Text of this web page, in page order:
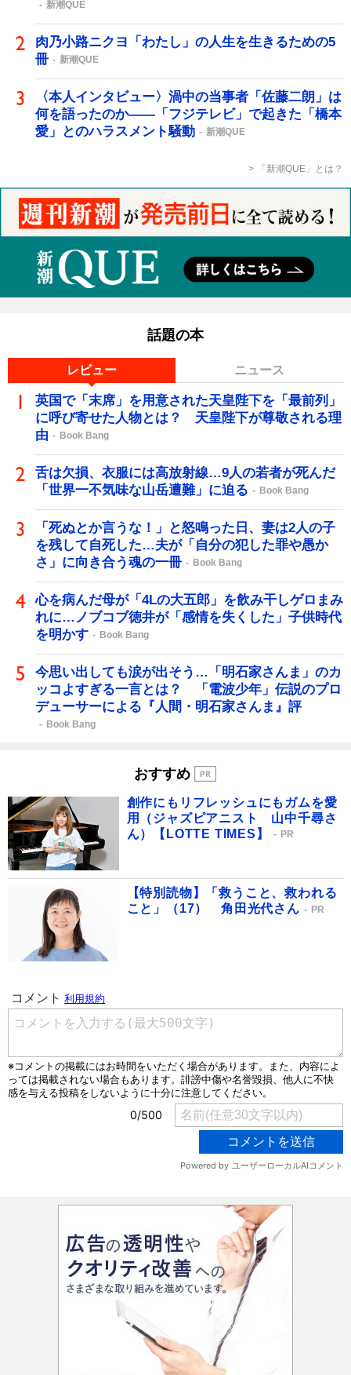
新潮QUE
肉乃小路ニクヨ「わたし」の人生を生きるための5
冊
新潮QUE
〈本人インタビュー〉渦中の当事者「佐藤二朗」は
何を語ったのか――「フジテレビ」で起きた「橋本
愛」とのハラスメント騒動
新潮QUE
「新潮QUE」とは？
話題の本
レビュー ニュース
英国で「末席」を用意された天皇陛下を「最前列」
に呼び寄せた人物とは？ 天皇陛下が尊敬される理
由
Book Bang
舌は欠損、衣服には高放射線…9人の若者が死んだ
「世界一不気味な山岳遭難」に迫る
Book Bang
「死ぬとか言うな！」と怒鳴った日、妻は2人の子
を残して自死した…夫が「自分の犯した罪や愚か
さ」に向き合う魂の一冊
Book Bang
心を病んだ母が「4Lの大五郎」を飲み干しゲロまみ
れに…ノブコブ徳井が「感情を失くした」子供時代
を明かす
Book Bang
今思い出しても涙が出そう…「明石家さんま」のカ
ッコよすぎる一言とは？ 「電波少年」伝説のプロ
デューサーによる『人間・明石家さんま』評
Book Bang
おすすめ
創作にもリフレッシュにもガムを愛
用（ジャズピアニスト 山中千尋さ
ん）【LOTTE TIMES】
PR
【特別読物】「救うこと、救われる
こと」（17） 角田光代さん
PR